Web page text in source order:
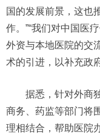
国的发展前景，这也
作。”“我们对中国医
外资与本地医院的交
术的引进，以补充政
据悉，针对外商
商务、药监等部门将
理相结合，帮助医院